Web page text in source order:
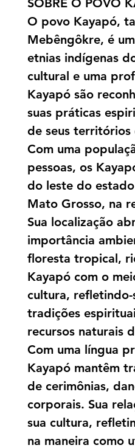
SOBRE O POVO
O povo Kayapó,
Mebêngôkre, é
etnias indígenas
cultural e uma
Kayapó são
suas práticas
de seus
Com uma
pessoas, os
do leste do
Mato Grosso, na
Sua localização
importância
floresta tropical,
Kayapó com o
cultura, refletindo-
tradições
recursos naturais
Com uma língua
Kayapó mantêm
de cerimônias,
corporais. Sua
sua cultura,
na maneira como